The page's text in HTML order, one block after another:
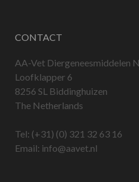
CONTACT
AA-Vet Diergeneesmiddelen
Loofklapper 6
8256 SL Biddinghuizen
The Netherlands
Tel: (+31) (0) 321 32 63 16
Email: info@aavet.nl